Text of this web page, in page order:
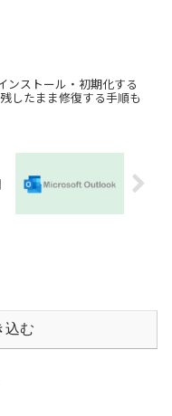
ンストール・初期化する
したまま修復する手順も
込む